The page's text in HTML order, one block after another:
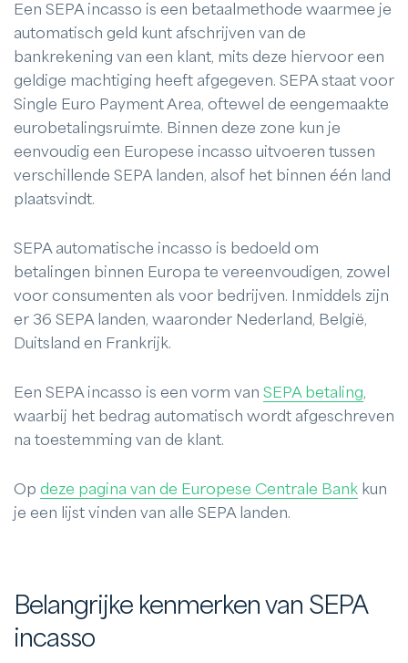
Een SEPA incasso is een betaalmethode waarmee je
automatisch geld kunt afschrijven van de
bankrekening van een klant, mits deze hiervoor een
geldige machtiging heeft afgegeven. SEPA staat voor
Single Euro Payment Area, oftewel de eengemaakte
eurobetalingsruimte. Binnen deze zone kun je
eenvoudig een Europese incasso uitvoeren tussen
verschillende SEPA landen, alsof het binnen één land
plaatsvindt.
SEPA automatische incasso is bedoeld om
betalingen binnen Europa te vereenvoudigen, zowel
voor consumenten als voor bedrijven. Inmiddels zijn
er 36 SEPA landen, waaronder Nederland, België,
Duitsland en Frankrijk.
Een SEPA incasso is een vorm van SEPA betaling,
waarbij het bedrag automatisch wordt afgeschreven
na toestemming van de klant.
Op deze pagina van de Europese Centrale Bank kun
je een lijst vinden van alle SEPA landen.
Belangrijke kenmerken van SEPA
incasso